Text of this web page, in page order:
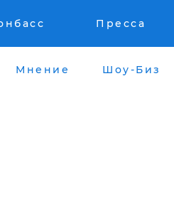
Пресса
Мнение Шоу-Биз